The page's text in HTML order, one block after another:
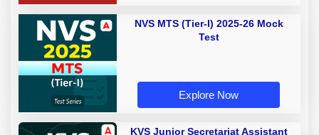
NVS MTS (Tier-I) 2025-26 Mock
Test
Explore Now
KVS Junior Secretariat Assistant